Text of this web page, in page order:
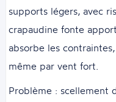
supports légers, avec
crapaudine fonte
absorbe les
même par vent fort.
Problème : scellement